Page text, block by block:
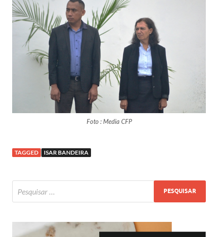
Foto : Media CFP
TAGGED ISAR BANDEIRA